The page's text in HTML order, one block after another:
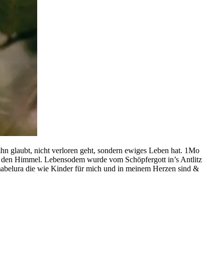
glaubt, nicht verloren geht, sondern ewiges Leben hat. 1Mo
Himmel. Lebensodem wurde vom Schöpfergott in’s Antlitz
die wie Kinder für mich und in meinem Herzen sind &